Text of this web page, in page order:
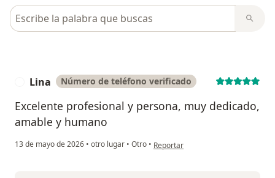
Busca en opiniones
Lina Número de teléfono verificado
Excelente profesional y persona, muy dedicado,
amable y humano
13 de mayo de 2026 • otro lugar • Otro • en opinión del usuario Lina
Reportar